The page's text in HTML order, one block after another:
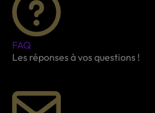
FAQ
Les réponses à vos questions !